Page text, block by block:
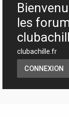
les
clubachille.fr
CONNEXION